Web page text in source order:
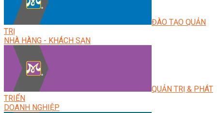
ĐÀO TẠO QUẢN
TRỊ
NHÀ HÀNG - KHÁCH SẠN
QUẢN TRỊ & PHÁT
TRIỂN
DOANH NGHIỆP